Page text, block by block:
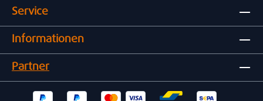
Service
Informationen
Partner